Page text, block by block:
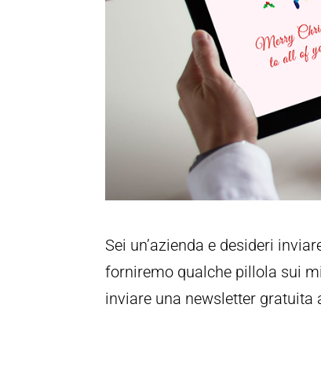
Sei un’azienda e desideri
forniremo qualche pillola sui
inviare una newsletter